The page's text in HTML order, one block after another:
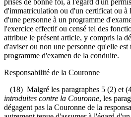
prises de bonne foi, à l'égard d'un
d'immatriculation ou d'un certificat ou à
d'une personne à un programme
l'exercice effectif ou censé tel des
attribue le présent article, y compris la
d'aviser ou non une personne qu'elle est
programme d'examen de la conduite.
Responsabilité de la Couronne
(18) Malgré les paragraphes 5 (2) et
introduites contre la Couronne, les
dégagent pas la Couronne de la